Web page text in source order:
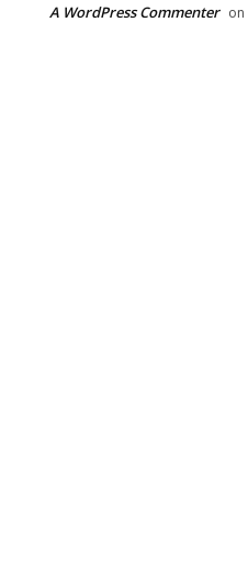
A WordPress Commenter on